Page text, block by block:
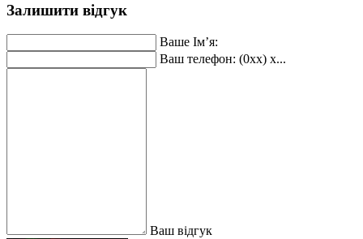
Залишити відгук
Ваше Ім’я:
Ваш телефон: (0xx) x...
Ваш відгук